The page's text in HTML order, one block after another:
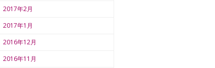
2017年2月
2017年1月
2016年12月
2016年11月